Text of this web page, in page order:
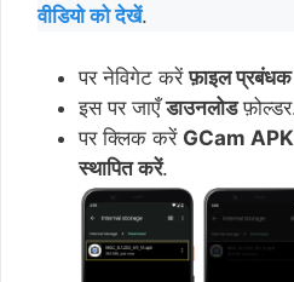
वीडियो को देखें.
पर नेविगेट करेंफ़ाइल प्रबंधक
इस पर जाएँडाउनलोड
पर क्लिक करें GCam APK
स्थापित करें.